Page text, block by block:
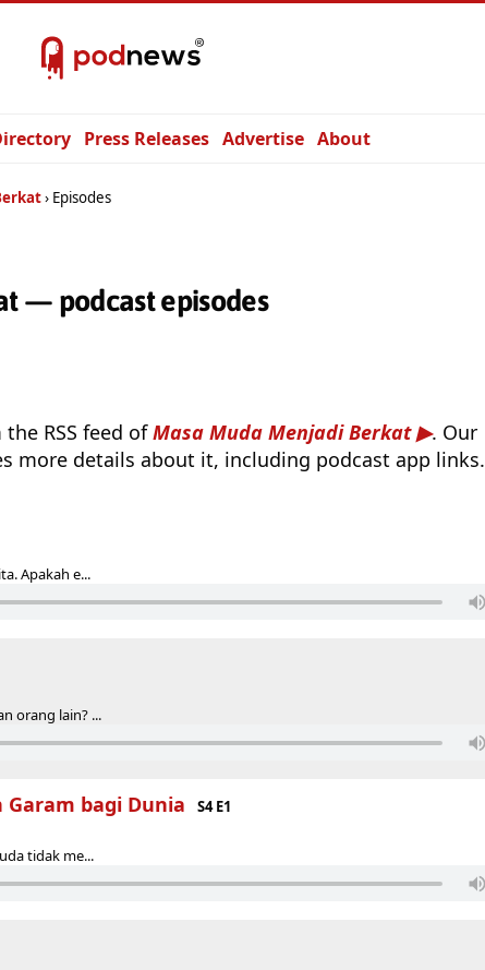
Press Releases Advertise About
Episodes
— podcast episodes
RSS feed ofMasa Muda Menjadi Berkat
. Our
more details about it, including podcast app links.
Apakah e...
orang lain? ...
bagi Dunia
S4 E1
tidak me...